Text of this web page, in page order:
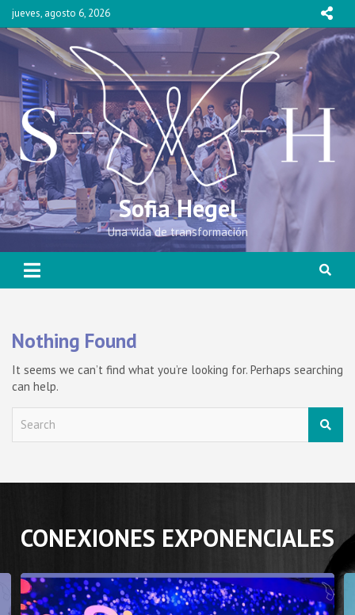
Skip
to
content
jueves, agosto 6, 2026
Sofia Hegel
Una vida de transformación
Nothing Found
It seems we can’t find what you’re looking for. Perhaps searching
can help.
c
CONEXIONES EXPONENCIALES